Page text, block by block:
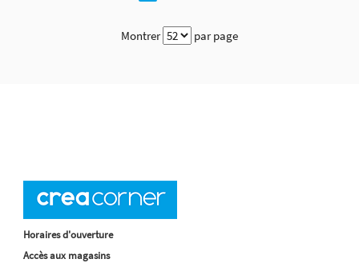
Montrer par page
Horaires d'ouverture
Accès aux magasins